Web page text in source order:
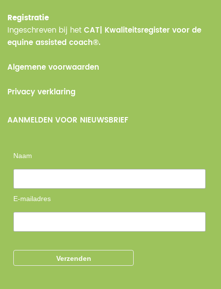
Registratie
Ingeschreven bij het CAT| Kwaliteitsregister voor de
equine assisted coach®.
Algemene voorwaarden
Privacy verklaring
AANMELDEN VOOR NIEUWSBRIEF
Naam
E-mailadres